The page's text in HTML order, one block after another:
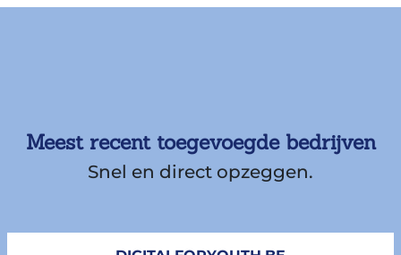
Meest recent toegevoegde bedrijven
Snel en direct opzeggen.